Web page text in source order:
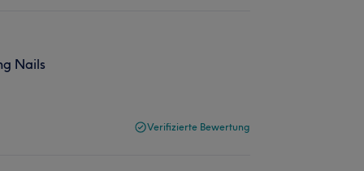
Nails
Verifizierte Bewertung